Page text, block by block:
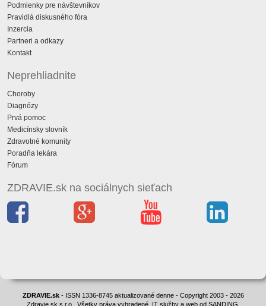
Podmienky pre návštevníkov
Pravidlá diskusného fóra
Inzercia
Partneri a odkazy
Kontakt
Neprehliadnite
Choroby
Diagnózy
Prvá pomoc
Medicínsky slovník
Zdravotné komunity
Poradňa lekára
Fórum
ZDRAVIE.sk na sociálnych sieťach
ZDRAVIE.sk- ISSN 1336-8745 aktualizované denne - Copyright 2003 - 2026
Zdravie.sk s.r.o., Všetky práva vyhradené. IT služby a web od SANDING.